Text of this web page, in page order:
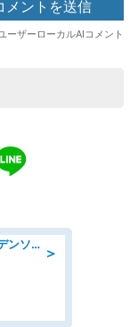
＞
入社特典58万円、寮費完備で無料!デンソーで働こう!自動車工場で小型部品の検査業務 denso aichi